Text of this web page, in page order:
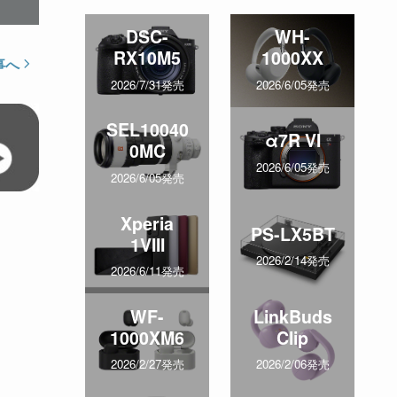
へ
DSC-
RX10M5
2026/7/31発売
WH-
1000XX
2026/6/05発売
SEL10040
0MC
2026/6/05発売
α7R VI
2026/6/05発売
Xperia
1VIII
2026/6/11発売
PS-LX5BT
2026/2/14発売
WF-
1000XM6
2026/2/27発売
LinkBuds
Clip
2026/2/06発売